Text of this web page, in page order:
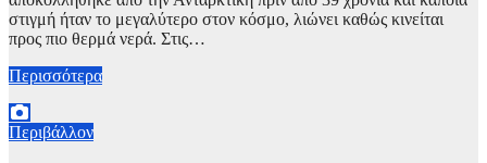
στιγμή ήταν το μεγαλύτερο στον κόσμο, λιώνει καθώς κινείται
προς πιο θερμά νερά. Στις…
Περισσότερα
Περιβάλλον